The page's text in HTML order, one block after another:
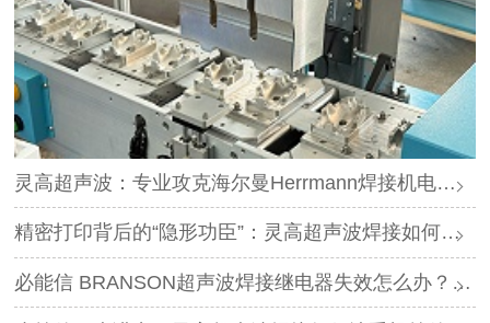
灵高超声波：专业攻克海尔曼Herrmann焊接机电路板短路难题
精密打印背后的“隐形功臣”：灵高超声波焊接如何让喷墨头支架更可靠？
必能信 BRANSON超声波焊接继电器失效怎么办？灵高超声波“四步维修法”精准破局